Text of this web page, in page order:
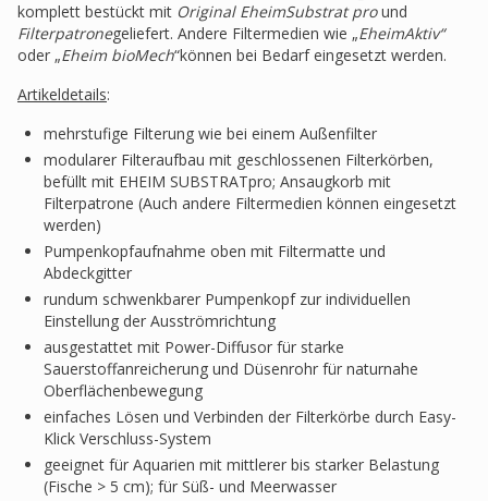
komplett bestückt mit Original EheimSubstrat pround
Filterpatronegeliefert. Andere Filtermedien wie „EheimAktiv“
oder „Eheim bioMech“können bei Bedarf eingesetzt werden.
Artikeldetails:
mehrstufige Filterung wie bei einem Außenfilter
modularer Filteraufbau mit geschlossenen Filterkörben,
befüllt mit EHEIM SUBSTRATpro; Ansaugkorb mit
Filterpatrone (Auch andere Filtermedien können eingesetzt
werden)
Pumpenkopfaufnahme oben mit Filtermatte und
Abdeckgitter
rundum schwenkbarer Pumpenkopf zur individuellen
Einstellung der Ausströmrichtung
ausgestattet mit Power-Diffusor für starke
Sauerstoffanreicherung und Düsenrohr für naturnahe
Oberflächenbewegung
einfaches Lösen und Verbinden der Filterkörbe durch Easy-
Klick Verschluss-System
geeignet für Aquarien mit mittlerer bis starker Belastung
(Fische > 5 cm); für Süß- und Meerwasser